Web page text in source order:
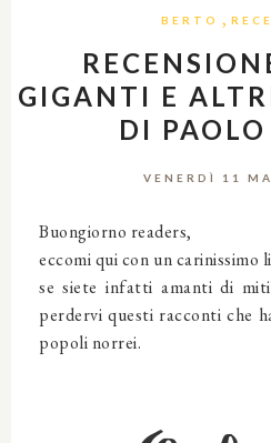
BERTO ,
GIGANTI E
DI
VENERDÌ 11
Buongiorno readers,
eccomi qui con un
se siete infatti amanti di
perdervi questi racconti che
popoli norrei.